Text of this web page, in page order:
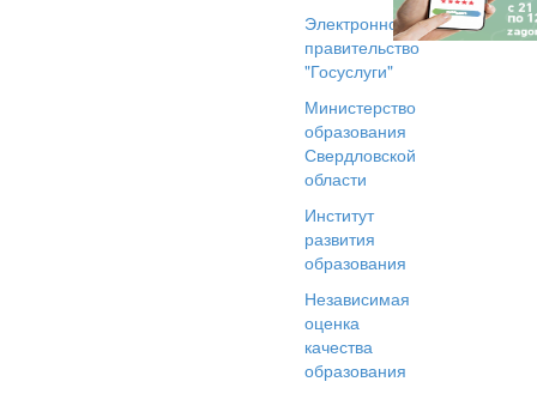
Электронное
правительство
"Госуслуги"
Министерство
образования
Свердловской
области
Институт
развития
образования
Независимая
оценка
качества
образования